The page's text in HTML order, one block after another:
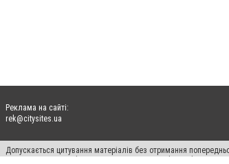
Реклама на сайті:
rek@citysites.ua
Допускається цитування матеріалів без отримання
пошукових систем гіперпосилання на цитовані статті не